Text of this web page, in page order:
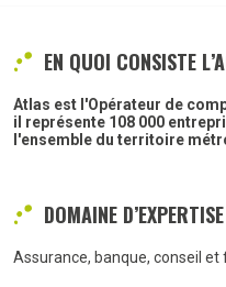
EN QUOI CONSISTE
Atlas est l'Opérateur de
il représente 108 000
l'ensemble du territoire
DOMAINE D’EXPERTISE
Assurance, banque, conseil et